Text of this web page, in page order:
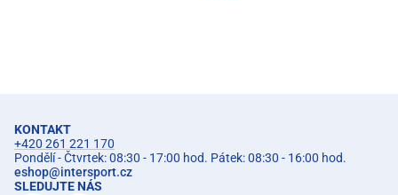
KONTAKT
+420 261 221 170
Pondělí - Čtvrtek: 08:30 - 17:00 hod. Pátek: 08:30 - 16:00 hod.
eshop@intersport.cz
SLEDUJTE NÁS